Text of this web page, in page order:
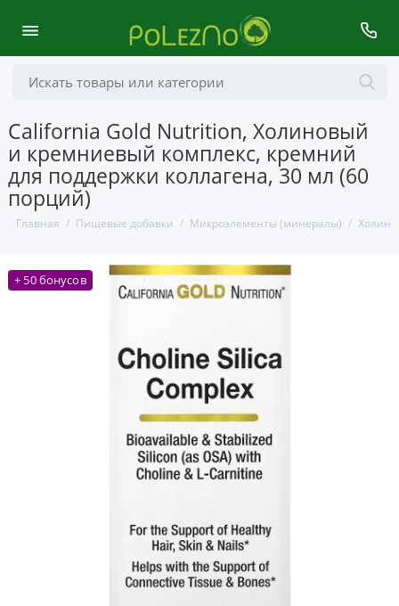
California Gold Nutrition, Холиновый
и кремниевый комплекс, кремний
для поддержки коллагена, 30 мл (60
порций)
Главная Пищевые добавки Микроэлементы (минералы) Холин
+ 50 бонусов